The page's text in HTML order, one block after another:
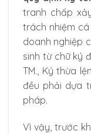
tranh chấp
trách nhiệm
doanh nghiệp
sinh từ chữ ký
TM., Ký thừa
đều phải dựa
pháp.
Vì vậy, trước